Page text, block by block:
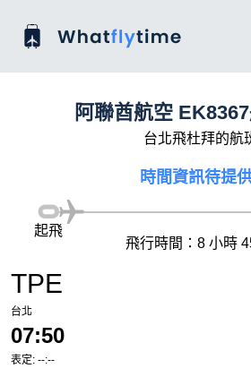
阿聯酋航空
台北飛杜拜的航
時間資訊待提
TPE
台北
07:50
表定: --:--
起飛
飛行時間：8 小時